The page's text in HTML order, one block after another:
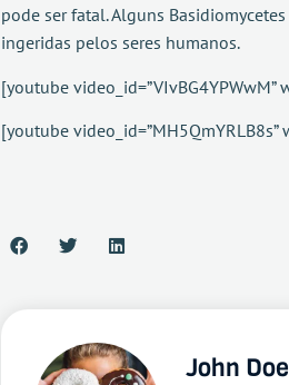
pode ser fatal. Alguns
ingeridas pelos seres humanos.
[youtube video_id=”VIvBG4YPWwM”
[youtube video_id=”MH5QmYRLB8s”
John Doe